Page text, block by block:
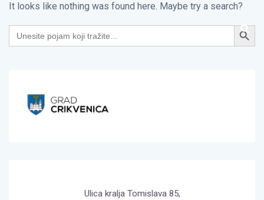
It looks like nothing was found here. Maybe try a search?
Search
for:
Search Button
Ulica kralja Tomislava 85,